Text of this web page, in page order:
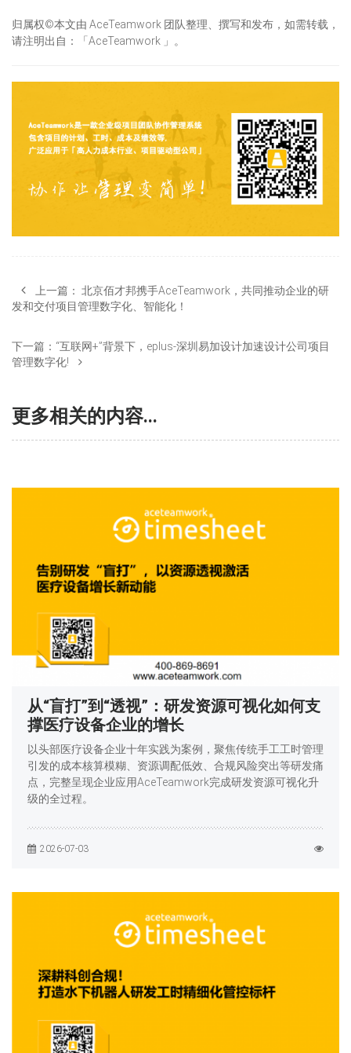
归属权©本文由 AceTeamwork 团队整理、撰写和发布，如需转载，
请注明出自：「AceTeamwork 」。
上一篇： 北京佰才邦携手AceTeamwork，共同推动企业的研
发和交付项目管理数字化、智能化！
下一篇： “互联网+”背景下，eplus-深圳易加设计加速设计公司项目
管理数字化!
更多相关的内容...
从“盲打”到“透视”：研发资源可视化如何支
撑医疗设备企业的增长
以头部医疗设备企业十年实践为案例，聚焦传统手工工时管理
引发的成本核算模糊、资源调配低效、合规风险突出等研发痛
点，完整呈现企业应用AceTeamwork完成研发资源可视化升
级的全过程。
2026-07-03